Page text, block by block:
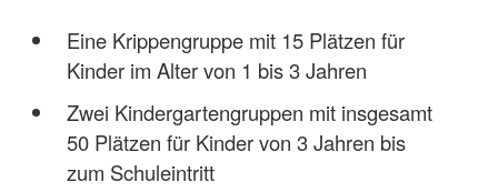
Eine Krippengruppe mit 15 Plätzen für
Kinder im Alter von 1 bis 3 Jahren
Zwei Kindergartengruppen mit insgesamt
50 Plätzen für Kinder von 3 Jahren bis
zum Schuleintritt